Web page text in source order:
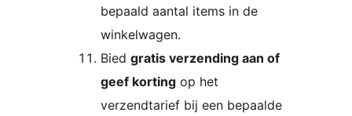
bepaald aantal items in de
winkelwagen.
Bied gratis verzending aan of
geef korting op het
verzendtarief bij een bepaalde